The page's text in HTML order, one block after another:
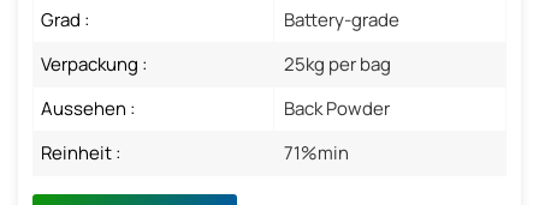
Grad :
Battery-grade
Verpackung :
25kg per bag
Aussehen :
Back Powder
Reinheit :
71%min